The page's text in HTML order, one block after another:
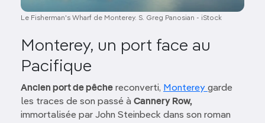
Le Fisherman's Wharf de Monterey. S. Greg Panosian - iStock
Monterey, un port face au
Pacifique
Ancien port de pêche reconverti, Monterey garde
les traces de son passé à Cannery Row,
immortalisée par John Steinbeck dans son roman